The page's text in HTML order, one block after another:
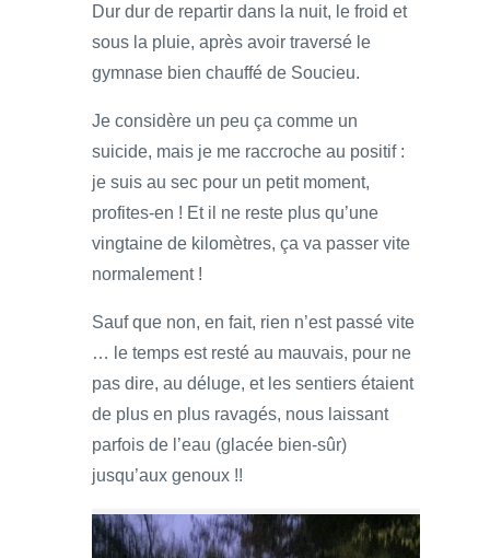
Dur dur de repartir dans la nuit, le froid et
sous la pluie, après avoir traversé le
gymnase bien chauffé de Soucieu.
Je considère un peu ça comme un
suicide, mais je me raccroche au positif :
je suis au sec pour un petit moment,
profites-en ! Et il ne reste plus qu’une
vingtaine de kilomètres, ça va passer vite
normalement !
Sauf que non, en fait, rien n’est passé vite
… le temps est resté au mauvais, pour ne
pas dire, au déluge, et les sentiers étaient
de plus en plus ravagés, nous laissant
parfois de l’eau (glacée bien-sûr)
jusqu’aux genoux !!